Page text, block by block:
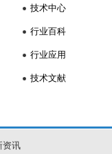
技术中心
行业百科
行业应用
技术文献
资讯